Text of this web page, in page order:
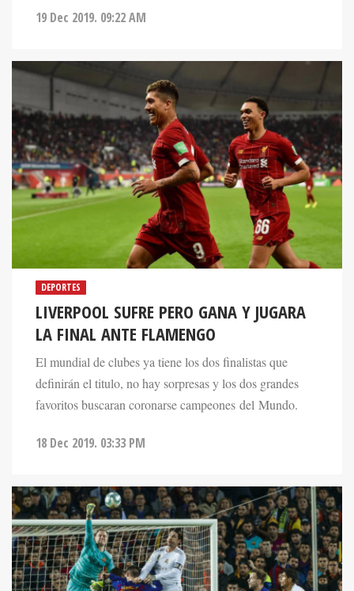
19 Dec 2019. 09:22 AM
DEPORTES
LIVERPOOL SUFRE PERO GANA Y JUGARA
LA FINAL ANTE FLAMENGO
El mundial de clubes ya tiene los dos finalistas que
definirán el titulo, no hay sorpresas y los dos grandes
favoritos buscaran coronarse campeones del Mundo.
18 Dec 2019. 03:33 PM